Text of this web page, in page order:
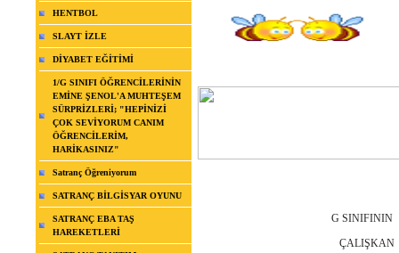
HENTBOL
SLAYT İZLE
DİYABET EĞİTİMİ
1/G SINIFI ÖĞRENCİLERİNİN
EMİNE ŞENOL'A MUHTEŞEM
SÜRPRİZLERİ; "HEPİNİZİ
ÇOK SEVİYORUM CANIM
ÖĞRENCİLERİM,
HARİKASINIZ"
Satranç Öğreniyorum
SATRANÇ BİLGİSYAR OYUNU
SATRANÇ EBA TAŞ
HAREKETLERİ
G SINIFININ
ÇALIŞKAN